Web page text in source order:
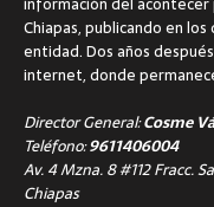
Chiapas, publicando en
entidad. Dos años
internet, donde
Director General:Cosme
Teléfono:9611406004
Av. 4 Mzna. 8 #112 Fracc.
Chiapas